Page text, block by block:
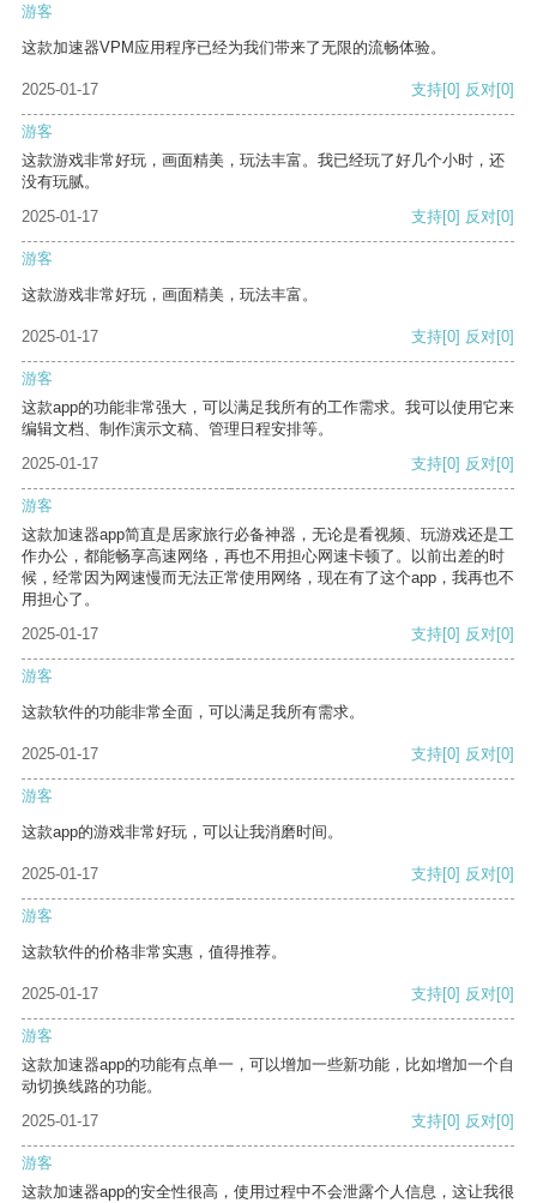
游客
这款加速器VPM应用程序已经为我们带来了无限的流畅体验。
2025-01-17 支持[0] 反对[0]
游客
这款游戏非常好玩，画面精美，玩法丰富。我已经玩了好几个小时，还
没有玩腻。
2025-01-17
支持[0] 反对[0]
游客
这款游戏非常好玩，画面精美，玩法丰富。
2025-01-17 支持[0] 反对[0]
游客
这款app的功能非常强大，可以满足我所有的工作需求。我可以使用它来
编辑文档、制作演示文稿、管理日程安排等。
2025-01-17
支持[0] 反对[0]
游客
这款加速器app简直是居家旅行必备神器，无论是看视频、玩游戏还是工
作办公，都能畅享高速网络，再也不用担心网速卡顿了。以前出差的时
候，经常因为网速慢而无法正常使用网络，现在有了这个app，我再也不
用担心了。
2025-01-17
支持[0] 反对[0]
游客
这款软件的功能非常全面，可以满足我所有需求。
2025-01-17 支持[0] 反对[0]
游客
这款app的游戏非常好玩，可以让我消磨时间。
2025-01-17 支持[0] 反对[0]
游客
这款软件的价格非常实惠，值得推荐。
2025-01-17 支持[0] 反对[0]
游客
这款加速器app的功能有点单一，可以增加一些新功能，比如增加一个自
动切换线路的功能。
2025-01-17
支持[0] 反对[0]
游客
这款加速器app的安全性很高，使用过程中不会泄露个人信息，这让我很